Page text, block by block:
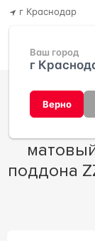
г Краснодар
Ваш город
г
Верно
см,
поддона